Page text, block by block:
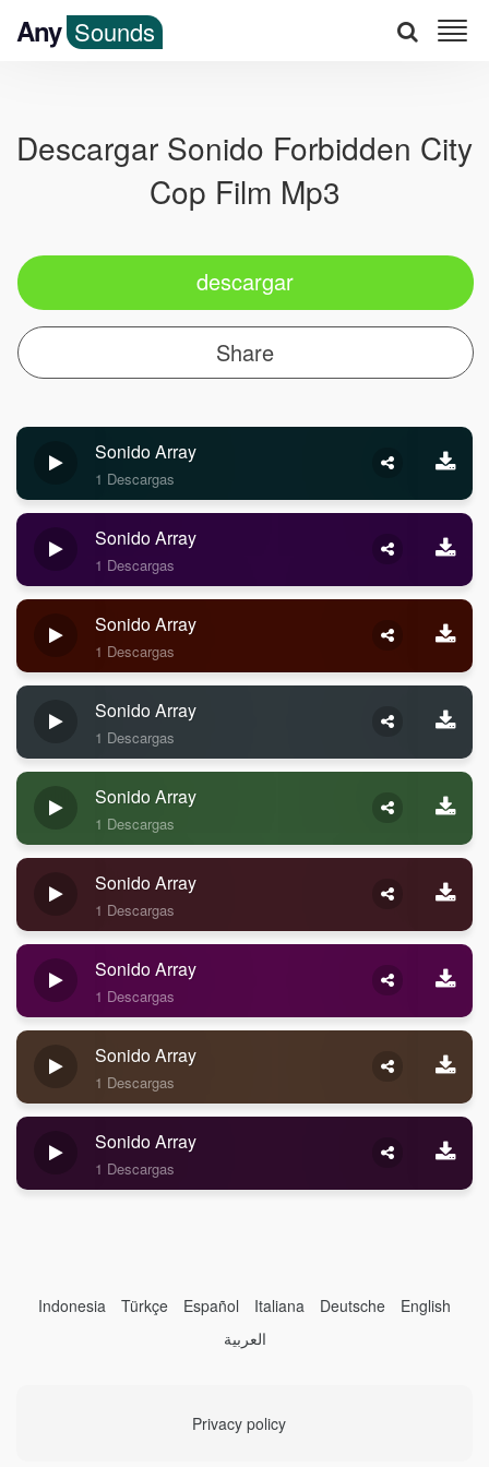
Any Sounds
Descargar Sonido Forbidden City
Cop Film Mp3
descargar
Share
Sonido Array
1 Descargas
Sonido Array
1 Descargas
Sonido Array
1 Descargas
Sonido Array
1 Descargas
Sonido Array
1 Descargas
Sonido Array
1 Descargas
Sonido Array
1 Descargas
Sonido Array
1 Descargas
Sonido Array
1 Descargas
Indonesia Türkçe Español Italiana Deutsche
English
العربية
Privacy policy